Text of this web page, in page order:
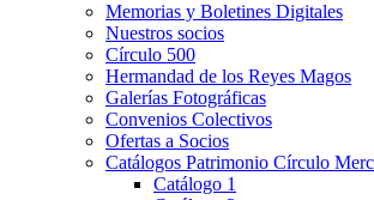
Memorias y Boletines Digitales
Nuestros socios
Círculo 500
Hermandad de los Reyes Magos
Galerías Fotográficas
Convenios Colectivos
Ofertas a Socios
Catálogos Patrimonio Círculo
Catálogo 1